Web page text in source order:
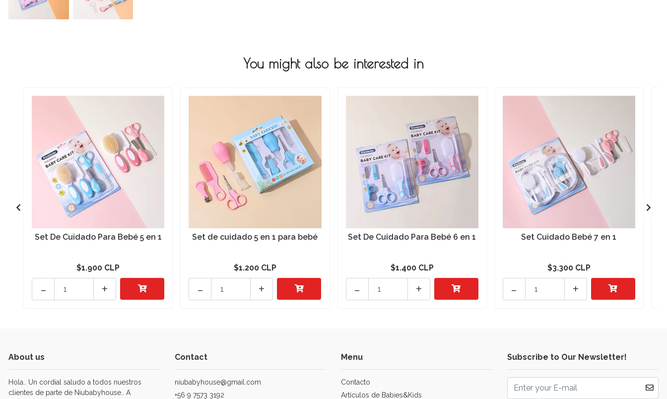
You might also be interested in
Set De Cuidado Para Bebé 5 en 1
$1.900 CLP
+
-
Set de cuidado 5 en 1 para bebé
$1.200 CLP
+
-
Set De Cuidado Para Bebé 6 en 1
$1.400 CLP
+
-
Set Cuidado Bebé 7 en 1
$3.300 CLP
+
-
About us
Hola.. Un cordial saludo a todos nuestros
clientes de parte de Niubabyhouse.. A
Contact
niubabyhouse@gmail.com
+56 9 7573 3192
Menu
Contacto
Artículos de Babies&Kids
Subscribe to Our Newsletter!